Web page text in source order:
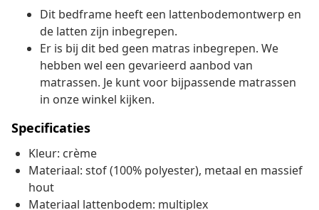
Dit bedframe heeft een lattenbodemontwerp en
de latten zijn inbegrepen.
Er is bij dit bed geen matras inbegrepen. We
hebben wel een gevarieerd aanbod van
matrassen. Je kunt voor bijpassende matrassen
in onze winkel kijken.
Specificaties
Kleur: crème
Materiaal: stof (100% polyester), metaal en massief
hout
Materiaal lattenbodem: multiplex